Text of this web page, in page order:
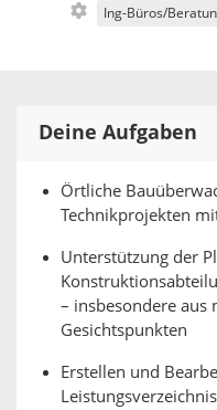
Ing-Büros/
Deine Aufgaben
Örtliche
Technikprojekten
Unterstützung der
– insbesondere aus
Gesichtspunkten
Erstellen und